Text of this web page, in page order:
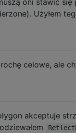
Użyłem
celowe, ale
akceptuje